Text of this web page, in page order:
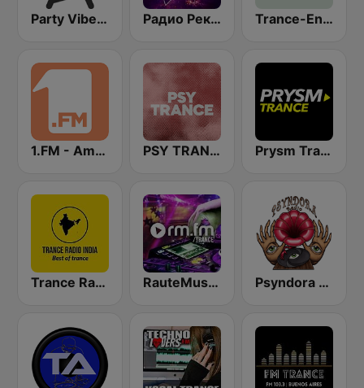
Party Vibe: Psychedelic Trance Radio Радио Рекорд GOA/PSY Trance-Energy Radio
1.FM - Ambient Psychill PSY TRANCE Prysm Trance
Trance Radio India RauteMusik Trance Psyndora Psytrance